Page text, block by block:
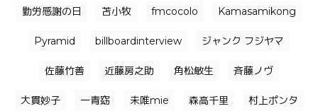
勤労感謝の日 苫小牧 fmcocolo Kamasamikong
Pyramid billboardinterview ジャンク フジヤマ
佐藤竹善 近藤房之助 角松敏生 ⻫藤ノヴ
大貫妙子 一青窈 未唯mie 森高千里 村上ポンタ